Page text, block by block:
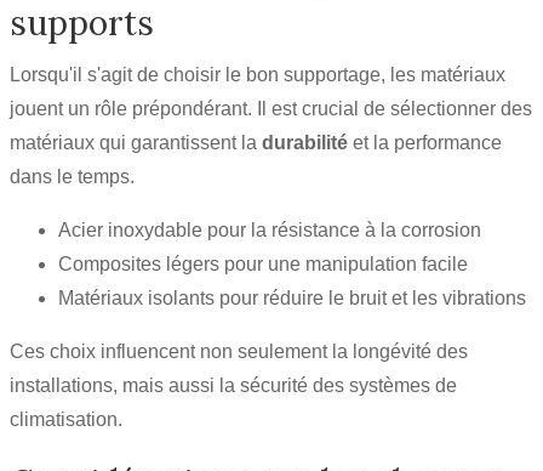
supports
Lorsqu'il s'agit de choisir le bon supportage, les matériaux
jouent un rôle prépondérant. Il est crucial de sélectionner des
matériaux qui garantissent la durabilité et la performance
dans le temps.
Acier inoxydable pour la résistance à la corrosion
Composites légers pour une manipulation facile
Matériaux isolants pour réduire le bruit et les vibrations
Ces choix influencent non seulement la longévité des
installations, mais aussi la sécurité des systèmes de
climatisation.